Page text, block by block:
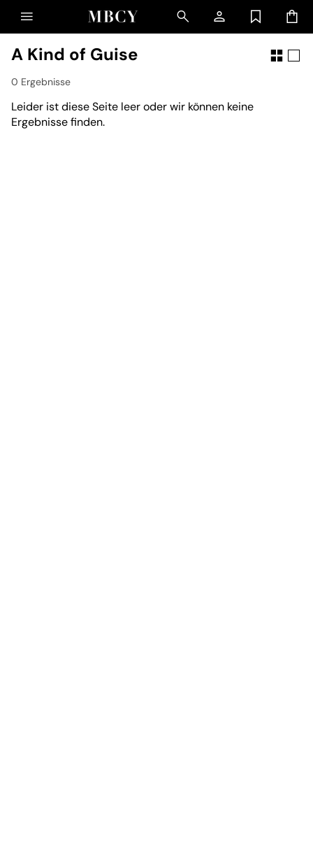
A Kind of Guise
0 Ergebnisse
Leider ist diese Seite leer oder wir können keine
Ergebnisse finden.